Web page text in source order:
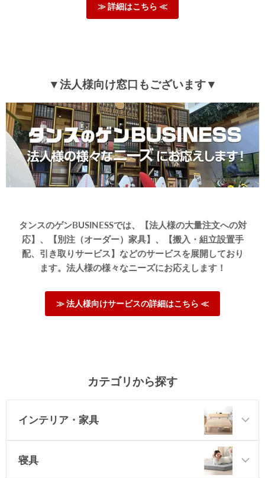
≫ 詳細はこちら ≪
▼法人様向け窓口もございます▼
タンスのゲンBUSINESSでは、【法人様の大量注文への対
応】、【別注（オーダー）家具】、【搬入・組立設置手
配、引き取りサービス】などのサービスを展開しており
ます。法人様の様々なニーズにお応えします！
≫ 法人様向けサービスの詳細はこちら ≪
カテゴリから探す
インテリア・家具
寝具